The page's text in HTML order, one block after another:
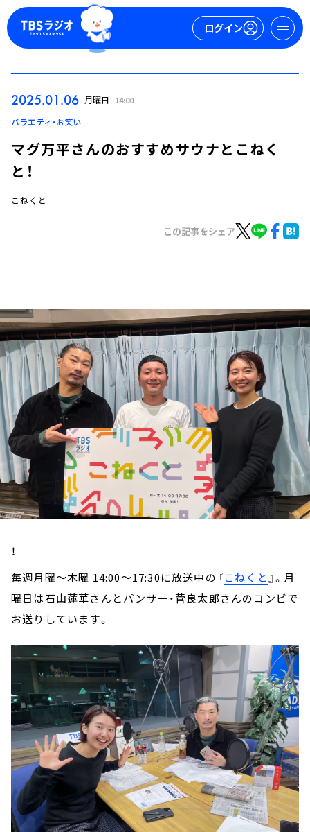
ログイン
ログイン
お知らせ
イベント・グッズ
YouTube
会社情報
2025.01.06 月曜日 14:00
バラエティ・お笑い
マグ万平さんのおすすめサウナとこねく
と！
こねくと
この記事をシェア
！
毎週月曜～木曜 14:00～17:30に放送中の『こねくと』。月
曜日は石山蓮華さんとパンサー・菅良太郎さんのコンビで
お送りしています。